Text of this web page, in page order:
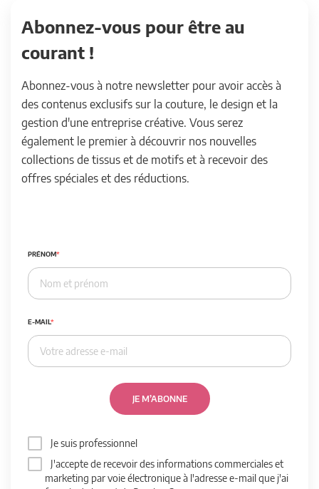
Abonnez-vous pour être au
courant !
Abonnez-vous à notre newsletter pour avoir accès à
des contenus exclusifs sur la couture, le design et la
gestion d'une entreprise créative. Vous serez
également le premier à découvrir nos nouvelles
collections de tissus et de motifs et à recevoir des
offres spéciales et des réductions.
PRÉNOM
E-MAIL
JE M’ABONNE
Je suis professionnel
J'accepte de recevoir des informations commerciales et
marketing par voie électronique à l'adresse e-mail que j'ai